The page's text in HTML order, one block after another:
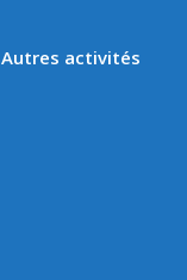
Autres activités